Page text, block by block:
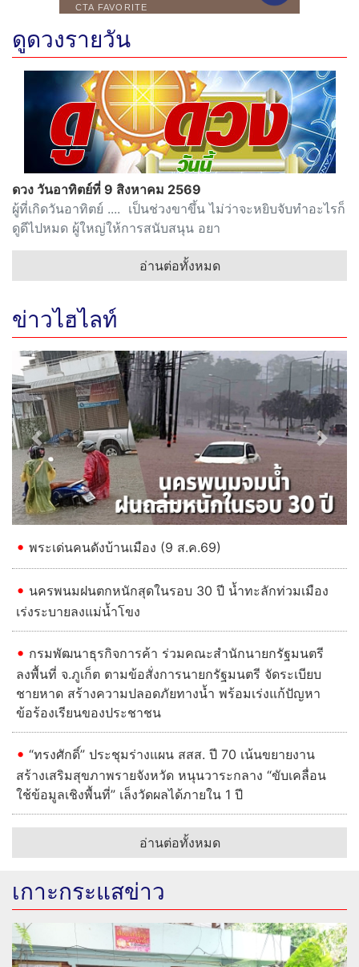
ดูดวงรายวัน
ดวง วันอาทิตย์ที่ 9 สิงหาคม 2569
ผู้ที่เกิดวันอาทิตย์ .... เป็นช่วงขาขึ้น ไม่ว่าจะหยิบจับทำอะไรก็
ดูดีไปหมด ผู้ใหญ่ให้การสนับสนุน อยา
อ่านต่อทั้งหมด
ข่าวไฮไลท์
Previous Next
พระเด่นคนดังบ้านเมือง (9 ส.ค.69)
นครพนมฝนตกหนักสุดในรอบ 30 ปี น้ำทะลักท่วมเมือง
เร่งระบายลงแม่น้ำโขง
กรมพัฒนาธุรกิจการค้า ร่วมคณะสำนักนายกรัฐมนตรี
ลงพื้นที่ จ.ภูเก็ต ตามข้อสั่งการนายกรัฐมนตรี จัดระเบียบ
ชายหาด สร้างความปลอดภัยทางน้ำ พร้อมเร่งแก้ปัญหา
ข้อร้องเรียนของประชาชน
“ทรงศักดิ์” ประชุมร่างแผน สสส. ปี 70 เน้นขยายงาน
สร้างเสริมสุขภาพรายจังหวัด หนุนวาระกลาง “ขับเคลื่อน
ใช้ข้อมูลเชิงพื้นที่” เล็งวัดผลได้ภายใน 1 ปี
อ่านต่อทั้งหมด
เกาะกระแสข่าว